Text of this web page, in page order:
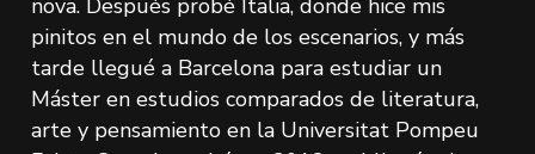
nova. Después probé Italia, donde hice mis
pinitos en el mundo de los escenarios, y más
tarde llegué a Barcelona para estudiar un
Máster en estudios comparados de literatura,
arte y pensamiento en la Universitat Pompeu